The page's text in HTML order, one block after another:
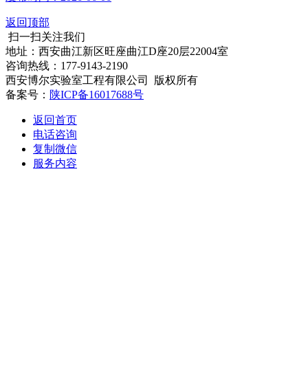
返回顶部
扫一扫关注我们
地址：西安曲江新区旺座曲江D座20层22004室
咨询热线：177-9143-2190
西安博尔实验室工程有限公司 版权所有
备案号： 陕ICP备16017688号
返回首页
电话咨询
复制微信
服务内容